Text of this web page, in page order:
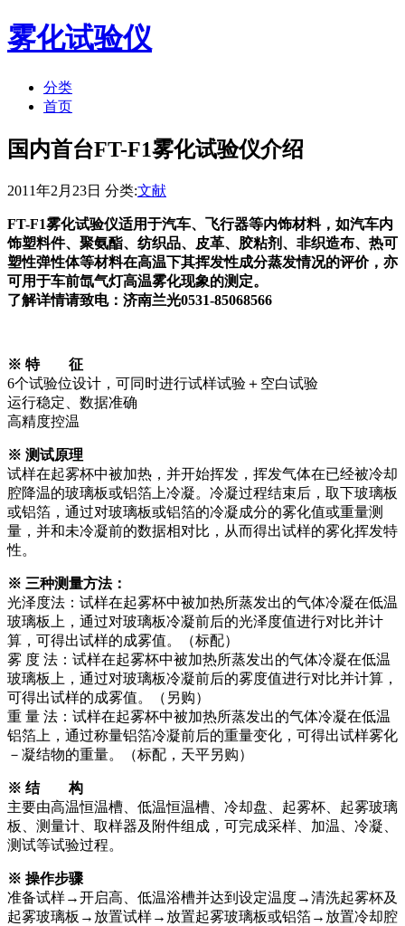
雾化试验仪
分类
首页
国内首台FT-F1雾化试验仪介绍
2011年2月23日 分类:文献
FT-F1雾化试验仪适用于汽车、飞行器等内饰材料，如汽车内
饰塑料件、聚氨酯、纺织品、皮革、胶粘剂、非织造布、热可
塑性弹性体等材料在高温下其挥发性成分蒸发情况的评价，亦
可用于车前氙气灯高温雾化现象的测定。
了解详情请致电：济南兰光0531-85068566
※ 特 征
6个试验位设计，可同时进行试样试验＋空白试验
运行稳定、数据准确
高精度控温
※ 测试原理
试样在起雾杯中被加热，并开始挥发，挥发气体在已经被冷却
腔降温的玻璃板或铝箔上冷凝。冷凝过程结束后，取下玻璃板
或铝箔，通过对玻璃板或铝箔的冷凝成分的雾化值或重量测
量，并和未冷凝前的数据相对比，从而得出试样的雾化挥发特
性。
※ 三种测量方法：
光泽度法：试样在起雾杯中被加热所蒸发出的气体冷凝在低温
玻璃板上，通过对玻璃板冷凝前后的光泽度值进行对比并计
算，可得出试样的成雾值。（标配）
雾 度 法：试样在起雾杯中被加热所蒸发出的气体冷凝在低温
玻璃板上，通过对玻璃板冷凝前后的雾度值进行对比并计算，
可得出试样的成雾值。（另购）
重 量 法：试样在起雾杯中被加热所蒸发出的气体冷凝在低温
铝箔上，通过称量铝箔冷凝前后的重量变化，可得出试样雾化
－凝结物的重量。（标配，天平另购）
※ 结 构
主要由高温恒温槽、低温恒温槽、冷却盘、起雾杯、起雾玻璃
板、测量计、取样器及附件组成，可完成采样、加温、冷凝、
测试等试验过程。
※ 操作步骤
准备试样→开启高、低温浴槽并达到设定温度→清洗起雾杯及
起雾玻璃板→放置试样→放置起雾玻璃板或铝箔→放置冷却腔